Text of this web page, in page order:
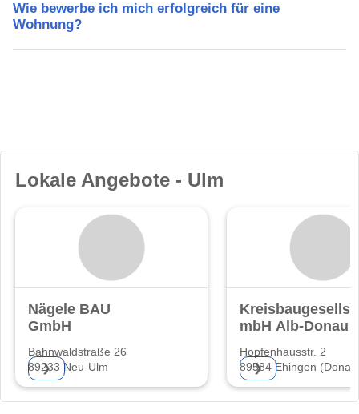
Wie bewerbe ich mich erfolgreich für eine
Wohnung?
Lokale Angebote - Ulm
Nägele BAU
GmbH
Bahnwaldstraße 26
89233 Neu-Ulm
❯
mbH Alb-Donau
Hopfenhausstr. 2
89584 Ehingen
❯